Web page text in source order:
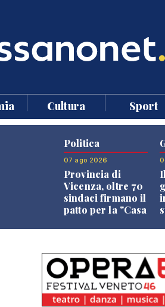
Cultura Sport
Politica
07 ago 2026
Provincia di
Vicenza, oltre 70
sindaci firmano il
patto per la "Casa